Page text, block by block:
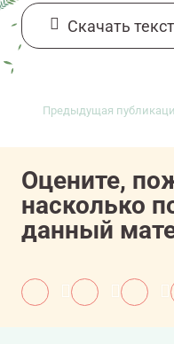
Cкачать текст
Предыдущая
Оцените,
насколько
данный